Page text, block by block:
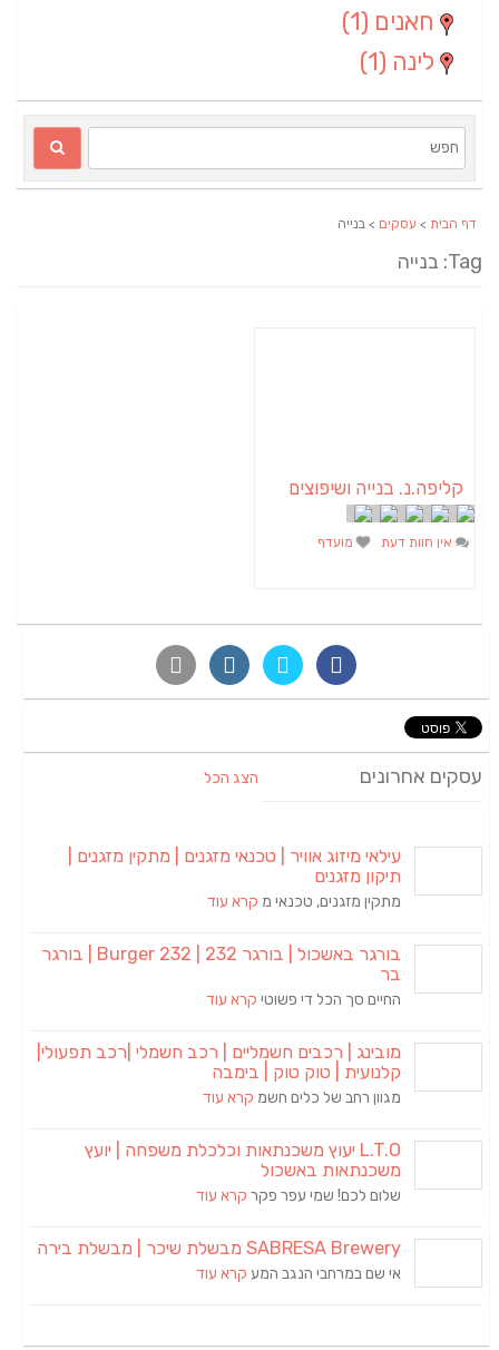
חאנים (1)
לינה (1)
דף הבית > עסקים > בנייה
Tag: בנייה
קליפה.נ. בנייה ושיפוצים
אין חוות דעת מועדף
עסקים אחרונים הצג הכל
עילאי מיזוג אוויר | טכנאי מזגנים | מתקין מזגנים |
תיקון מזגנים
מתקין מזגנים, טכנאי מ קרא עוד
בורגר באשכול | בורגר 232 | Burger 232 | בורגר
בר
החיים סך הכל די פשוטי קרא עוד
מובינג | רכבים חשמליים | רכב חשמלי |רכב תפעולי|
קלנועית | טוק טוק | בימבה
מגוון רחב של כלים חשמ קרא עוד
L.T.O יעוץ משכנתאות וכלכלת משפחה | יועץ
משכנתאות באשכול
שלום לכם! שמי עפר פקר קרא עוד
SABRESA Brewery מבשלת שיכר | מבשלת בירה
אי שם במרחבי הנגב המע קרא עוד